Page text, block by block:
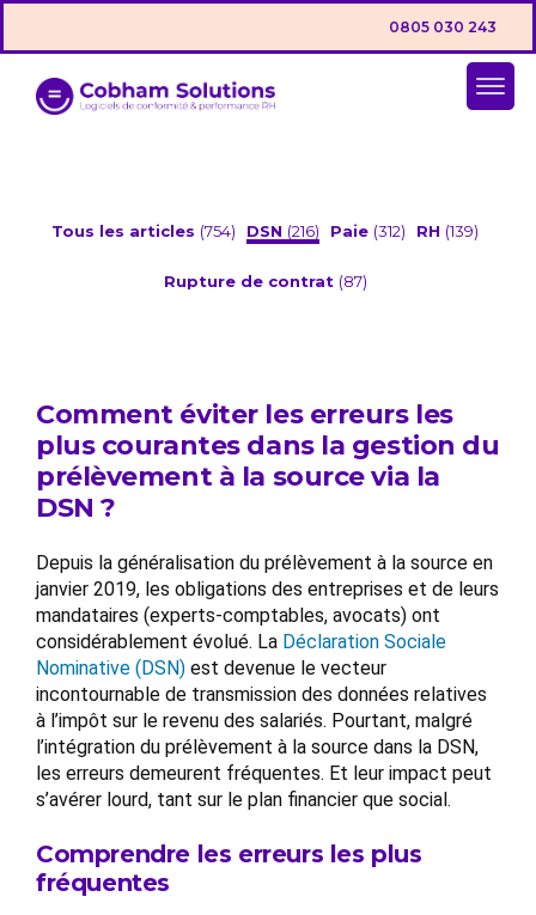
0805 030 243
Tous les articles (754) DSN (216) Paie (312) RH (139)
Rupture de contrat (87)
Comment éviter les erreurs les
plus courantes dans la gestion du
prélèvement à la source via la
DSN ?
Depuis la généralisation du prélèvement à la source en
janvier 2019, les obligations des entreprises et de leurs
mandataires (experts-comptables, avocats) ont
considérablement évolué. La Déclaration Sociale
Nominative (DSN) est devenue le vecteur
incontournable de transmission des données relatives
à l’impôt sur le revenu des salariés. Pourtant, malgré
l’intégration du prélèvement à la source dans la DSN,
les erreurs demeurent fréquentes. Et leur impact peut
s’avérer lourd, tant sur le plan financier que social.
Comprendre les erreurs les plus
fréquentes